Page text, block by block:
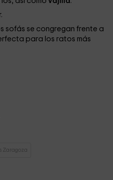
sofás se congregan frente a
para los ratos más
Zaragoza